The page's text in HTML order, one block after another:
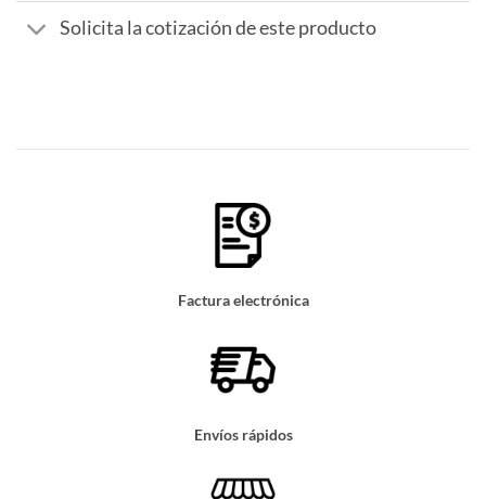
Solicita la cotización de este producto
Factura electrónica
Envíos rápidos